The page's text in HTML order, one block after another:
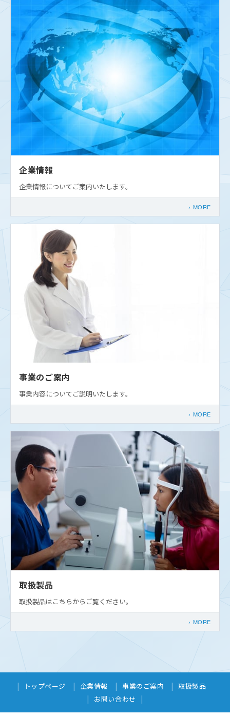
企業情報
企業情報についてご案内いたします。
MORE
事業のご案内
事業内容についてご説明いたします。
MORE
取扱製品
取扱製品はこちらからご覧ください。
MORE
トップページ 企業情報 事業のご案内
取扱製品
お問い合わせ